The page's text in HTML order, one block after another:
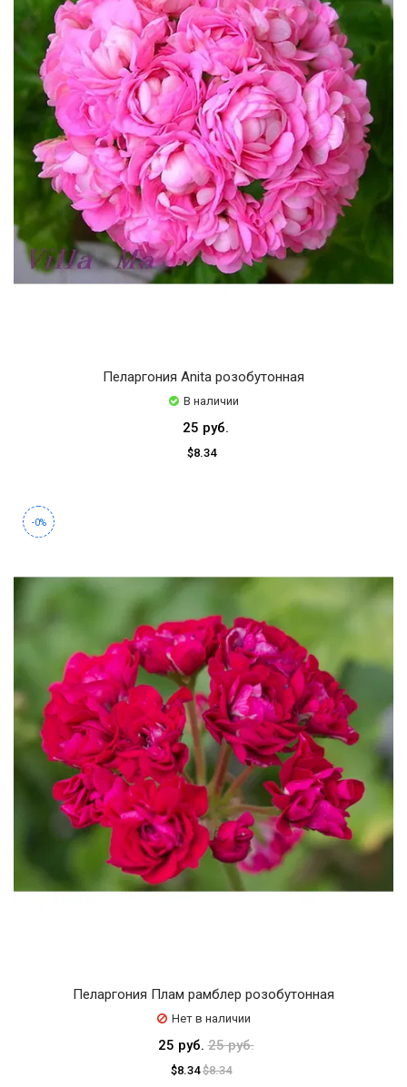
Пеларгония Anita розобутонная
В наличии
25 руб.
$8.34
-0%
Пеларгония Плам рамблер розобутонная
Нет в наличии
25 руб.25 руб.
$8.34$8.34